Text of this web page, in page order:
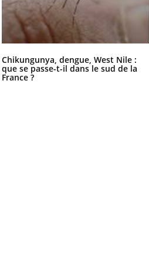
Chikungunya, dengue, West Nile :
que se passe-t-il dans le sud de la
France ?